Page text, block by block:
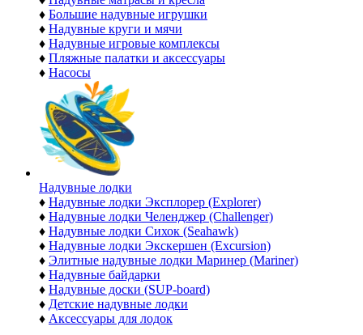
♦ Большие надувные игрушки
♦ Надувные круги и мячи
♦ Надувные игровые комплексы
♦ Пляжные палатки и аксессуары
♦ Насосы
Надувные лодки
♦ Надувные лодки Эксплорер (Explorer)
♦ Надувные лодки Челенджер (Challenger)
♦ Надувные лодки Сихок (Seahawk)
♦ Надувные лодки Экскершен (Excursion)
♦ Элитные надувные лодки Маринер (Mariner)
♦ Надувные байдарки
♦ Надувные доски (SUP-board)
♦ Детские надувные лодки
♦ Аксессуары для лодок